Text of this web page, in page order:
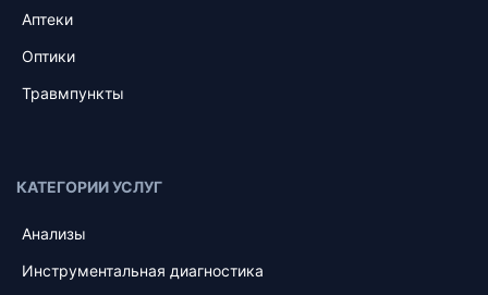
Аптеки
Оптики
Травмпункты
КАТЕГОРИИ УСЛУГ
Анализы
Инструментальная диагностика